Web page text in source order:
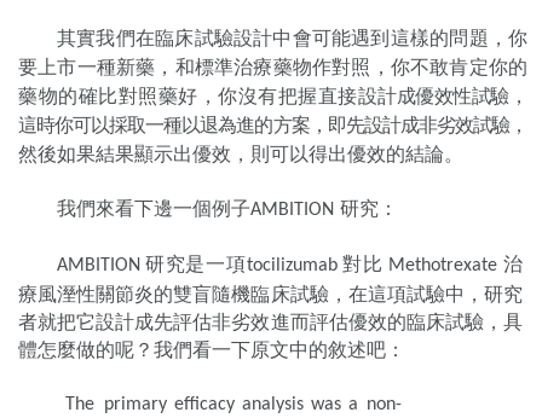
其實我們在臨床試驗設計中會可能遇到這樣的問題，你
要上市一種新藥，和標準治療藥物作對照，你不敢肯定你的
藥物的確比對照藥好，你沒有把握直接設計成優效性試驗，
這時你可以採取一種以退為進的方案，即先設計成非劣效試驗，
然後如果結果顯示出優效，則可以得出優效的結論。
我們來看下邊一個例子AMBITION 研究：
AMBITION 研究是一項tocilizumab 對比 Methotrexate治
療風溼性關節炎的雙盲隨機臨床試驗，在這項試驗中，研究
者就把它設計成先評估非劣效進而評估優效的臨床試驗，具
體怎麼做的呢？我們看一下原文中的敘述吧：
The primary efficacy analysis was a non-